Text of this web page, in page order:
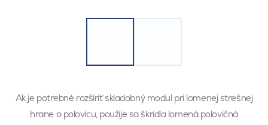
Ak je potrebné rozšíriť skladobný modul pri lomenej strešnej
hrane o polovicu, použije sa škridla lomená polovičná